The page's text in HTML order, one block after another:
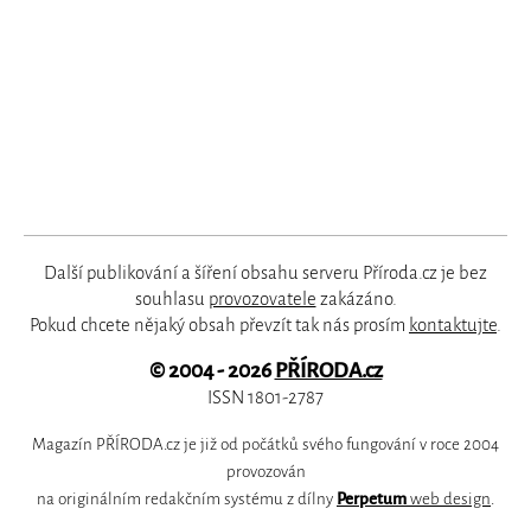
Další publikování a šíření obsahu serveru Příroda.cz je bez
souhlasu provozovatele zakázáno.
Pokud chcete nějaký obsah převzít tak nás prosím kontaktujte.
© 2004 - 2026PŘÍRODA.cz
ISSN 1801-2787
Magazín PŘÍRODA.cz je již od počátků svého fungování v roce 2004
provozován
na originálním redakčním systému z dílny Perpetum web design